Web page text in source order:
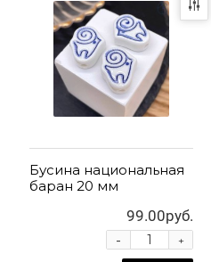
Бусина национальная
баран 20 мм
99.00руб.
+
-